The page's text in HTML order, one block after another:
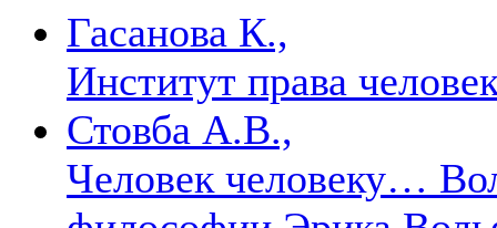
Гасанова К.,
Институт права
Стовба А.В.,
Человек человеку…